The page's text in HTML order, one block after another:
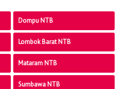
Dompu NTB
Lombok Barat NTB
Mataram NTB
Sumbawa NTB